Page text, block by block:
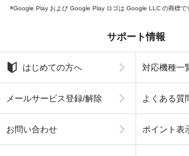
Google Play および Google Play ロゴは Google LLC の商標で
サポート情報
はじめての方へ 対応機種一
メールサービス登録/解除 よくある質
お問い合わせ ポイント表